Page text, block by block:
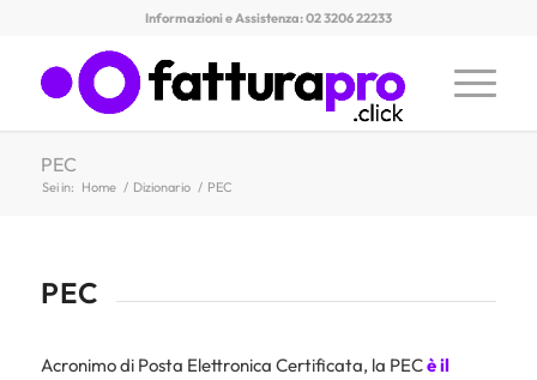
Informazioni e Assistenza: 02 3206 22233
PEC
Sei in: Home / Dizionario / PEC
PEC
Acronimo di Posta Elettronica Certificata, la PECè il